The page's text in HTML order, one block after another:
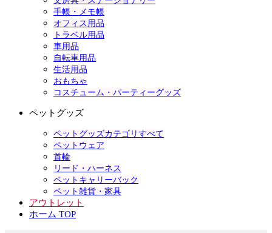
手帳・メモ帳
オフィス用品
トラベル用品
車用品
自転車用品
生活用品
おもちゃ
コスチューム・パーティーグッズ
ペットグッズ
ペットグッズカテゴリすべて
ペットウェア
首輪
リード・ハーネス
ペットキャリーバック
ペット雑貨・家具
アウトレット
ホーム TOP